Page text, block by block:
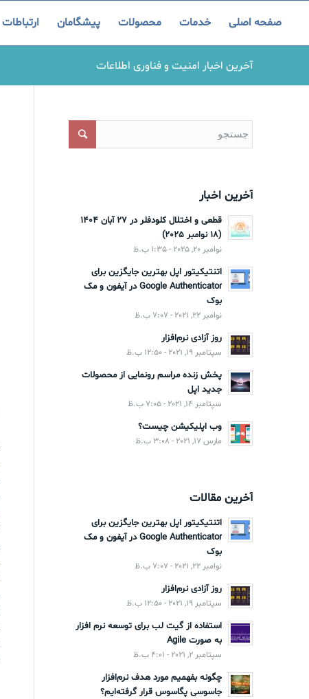
صفحه اصلی خدمات محصولات پیشگامان ارتباطات
آخرین اخبار امنیت و فناوری اطلاعات
آخرین اخبار
قطعی و اختلال کلودفلر در 27 آبان 1404
(18 نوامبر 2025)
نوامبر 20, 2025 - 1:35 ب.ظ
اتنتیکیتور اپل بهترین جایگزین برای
Google Authenticator در آیفون و مک
بوک
نوامبر 22, 2021 - 7:07 ب.ظ
روز آزادی نرم‌افزار
سپتامبر 19, 2021 - 12:50 ب.ظ
پخش زنده مراسم رونمایی از محصولات
جدید اپل
سپتامبر 14, 2021 - 7:05 ب.ظ
وب اپلیکیشن چیست؟
مارس 17, 2021 - 3:08 ب.ظ
آخرین مقالات
اتنتیکیتور اپل بهترین جایگزین برای
Google Authenticator در آیفون و مک
بوک
نوامبر 22, 2021 - 7:07 ب.ظ
روز آزادی نرم‌افزار
سپتامبر 19, 2021 - 12:50 ب.ظ
استفاده از گیت لب برای توسعه نرم افزار
به صورت Agile
سپتامبر 2, 2021 - 4:01 ب.ظ
چگونه بفهمیم مورد هدف نرم‌افزار
جاسوسی پگاسوس قرار گرفته‌ایم؟